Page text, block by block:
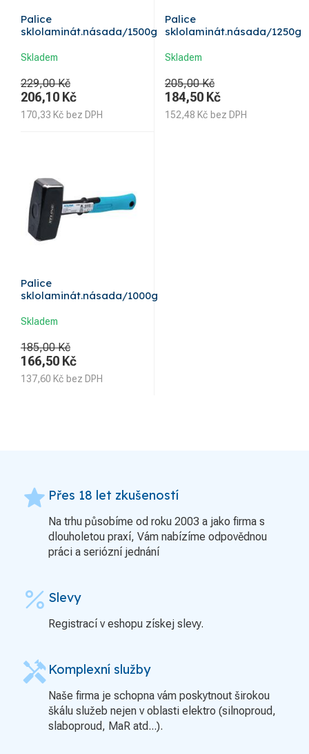
Palice
sklolaminát.násada/1500g
Skladem
229,00 Kč
206,10 Kč
170,33 Kč bez DPH
Palice
sklolaminát.násada/1250g
Skladem
205,00 Kč
184,50 Kč
152,48 Kč bez DPH
Palice
sklolaminát.násada/1000g
Skladem
185,00 Kč
166,50 Kč
137,60 Kč bez DPH
grade Přes 18 let zkušeností
Na trhu působíme od roku 2003 a jako firma s
dlouholetou praxí, Vám nabízíme odpovědnou
práci a seriózní jednání
percent Slevy
Registrací v eshopu získej slevy.
handyman Komplexní služby
Naše firma je schopna vám poskytnout širokou
škálu služeb nejen v oblasti elektro (silnoproud,
slaboproud, MaR atd...).